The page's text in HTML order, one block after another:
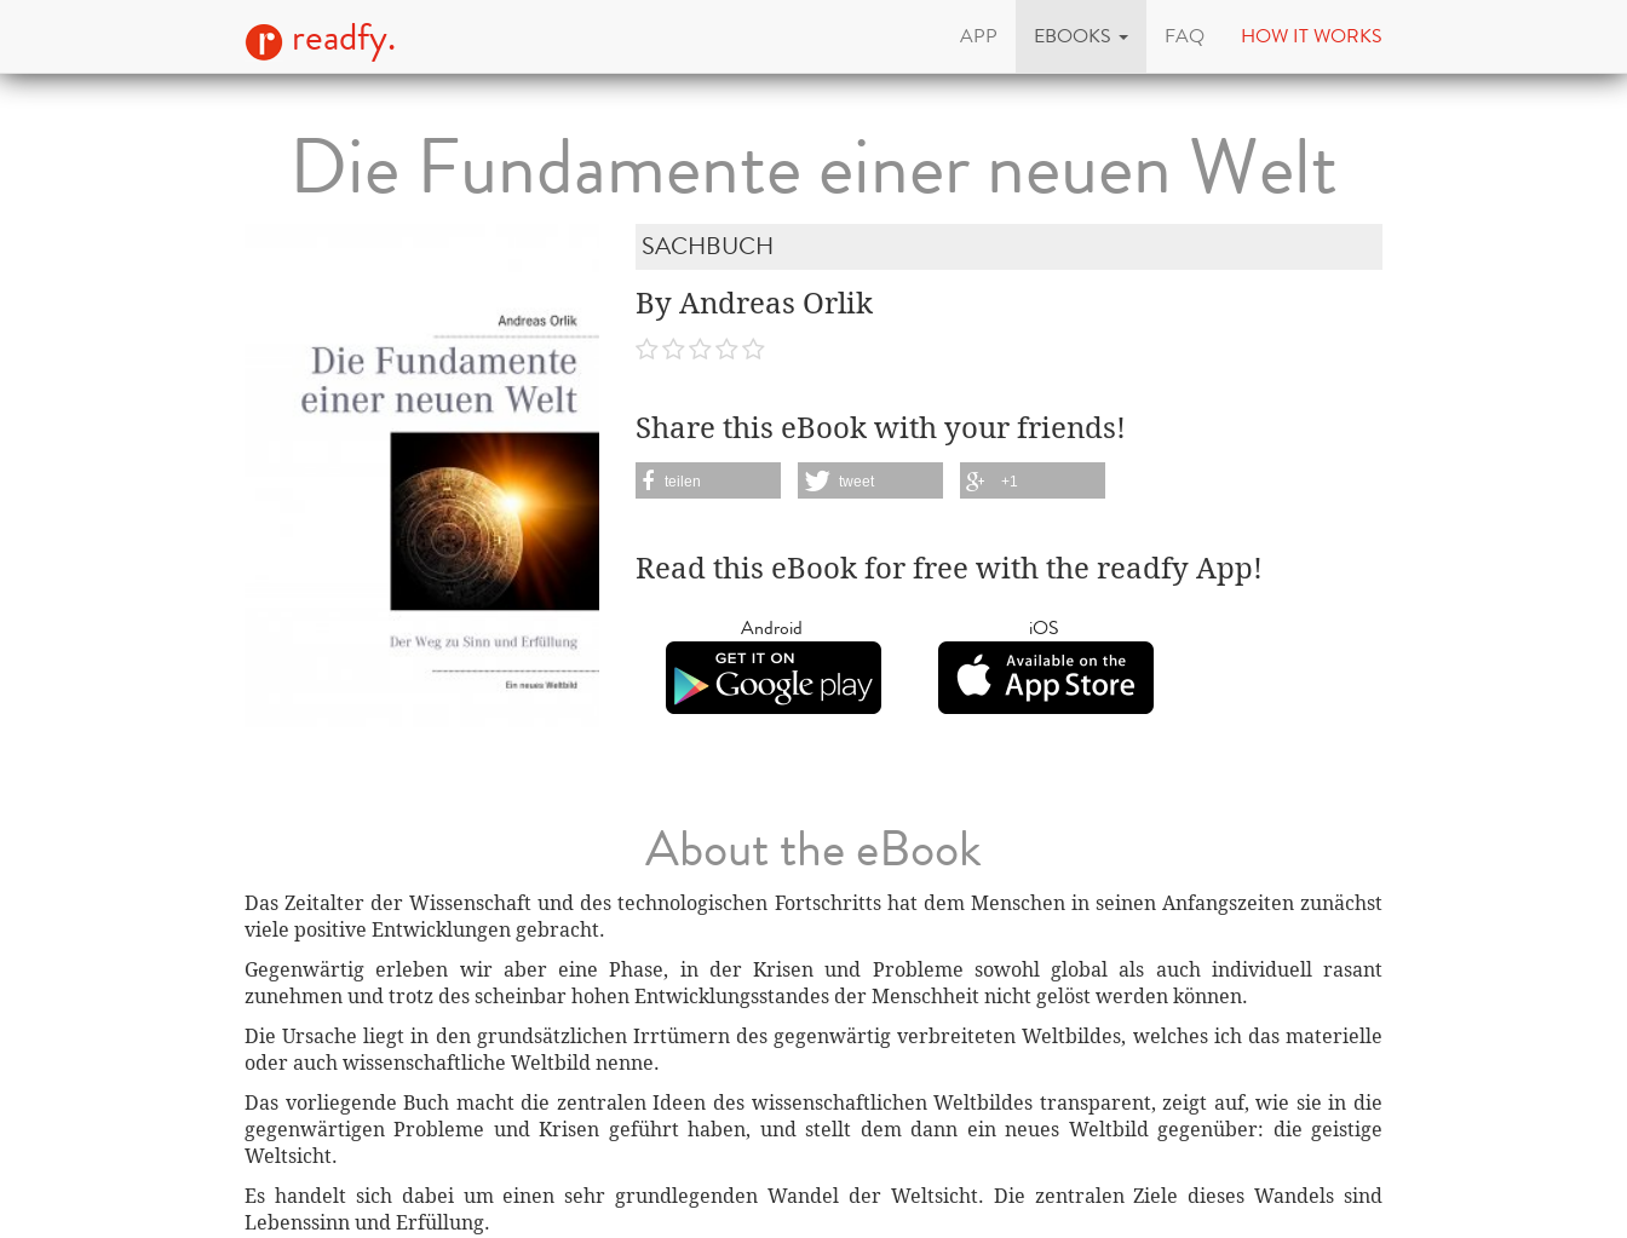
readfy. APP EBOOKS FAQ HOW IT WORKS
Die Fundamente einer neuen Welt
SACHBUCH
By Andreas Orlik
Share this eBook with your friends!
teilen tweet +1
Read this eBook for free with the readfy App!
Android iOS
About the eBook
Das Zeitalter der Wissenschaft und des technologischen Fortschritts hat dem Menschen in seinen Anfangszeiten zunächst
viele positive Entwicklungen gebracht.
Gegenwärtig erleben wir aber eine Phase, in der Krisen und Probleme sowohl global als auch individuell rasant
zunehmen und trotz des scheinbar hohen Entwicklungsstandes der Menschheit nicht gelöst werden können.
Die Ursache liegt in den grundsätzlichen Irrtümern des gegenwärtig verbreiteten Weltbildes, welches ich das materielle
oder auch wissenschaftliche Weltbild nenne.
Das vorliegende Buch macht die zentralen Ideen des wissenschaftlichen Weltbildes transparent, zeigt auf, wie sie in die
gegenwärtigen Probleme und Krisen geführt haben, und stellt dem dann ein neues Weltbild gegenüber: die geistige
Weltsicht.
Es handelt sich dabei um einen sehr grundlegenden Wandel der Weltsicht. Die zentralen Ziele dieses Wandels sind
Lebenssinn und Erfüllung.